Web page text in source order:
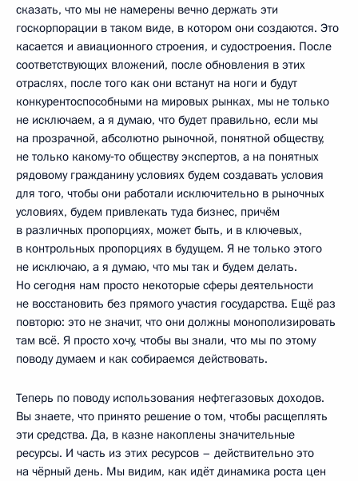
сказать, что мы не намерены вечно держать эти
госкорпорации в таком виде, в котором они создаются. Это
касается и авиационного строения, и судостроения. После
соответствующих вложений, после обновления в этих
отраслях, после того как они встанут на ноги и будут
конкурентоспособными на мировых рынках, мы не только
не исключаем, а я думаю, что будет правильно, если мы
на прозрачной, абсолютно рыночной, понятной обществу,
не только какому‑то обществу экспертов, а на понятных
рядовому гражданину условиях будем создавать условия
для того, чтобы они работали исключительно в рыночных
условиях, будем привлекать туда бизнес, причём
в различных пропорциях, может быть, и в ключевых,
в контрольных пропорциях в будущем. Я не только этого
не исключаю, а я думаю, что мы так и будем делать.
Но сегодня нам просто некоторые сферы деятельности
не восстановить без прямого участия государства. Ещё раз
повторю: это не значит, что они должны монополизировать
там всё. Я просто хочу, чтобы вы знали, что мы по этому
поводу думаем и как собираемся действовать.
Теперь по поводу использования нефтегазовых доходов.
Вы знаете, что принято решение о том, чтобы расщеплять
эти средства. Да, в казне накоплены значительные
ресурсы. И часть из этих ресурсов – действительно это
на чёрный день. Мы видим, как идёт динамика роста цен